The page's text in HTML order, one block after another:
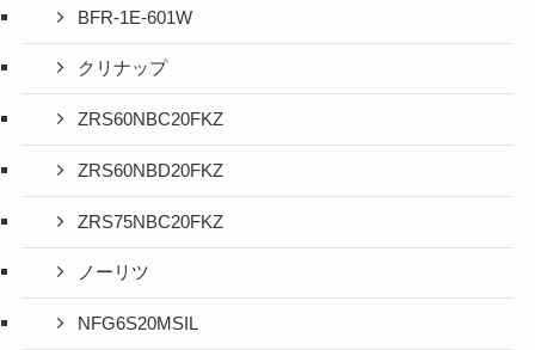
BFR-1E-601W
クリナップ
ZRS60NBC20FKZ
ZRS60NBD20FKZ
ZRS75NBC20FKZ
ノーリツ
NFG6S20MSIL